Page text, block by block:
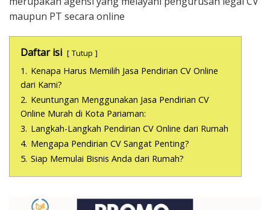
maupun PT secara online
Daftar isi Tutup
1. Kenapa Harus Memilih Jasa Pendirian CV Online
dari Kami?
2. Keuntungan Menggunakan Jasa Pendirian CV
Online Murah di Kota Pariaman:
3. Langkah-Langkah Pendirian CV Online dari Rumah
4. Mengapa Pendirian CV Sangat Penting?
5. Siap Memulai Bisnis Anda dari Rumah?